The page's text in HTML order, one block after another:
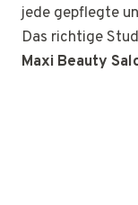
jede gepflegte
Das richtige
Maxi Beauty